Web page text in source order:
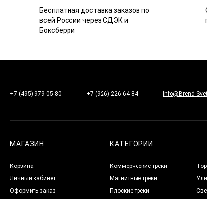
Бесплатная доставка заказов по
всей России через СДЭК и
Боксберри
+7 (495) 979-05-80 +7 (926) 226-64-84 Info@Brend-
МАГАЗИН
Корзина
Личный кабинет
Оформить заказ
КАТЕГОРИИ
Коммерческие треки
Магнитные треки
Плоские треки